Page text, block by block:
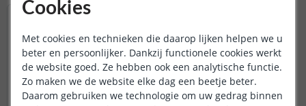
dit product ook op jaloezieën die bediend
Door Roy op maandag 13 januari 2025
Hij is alleen geschikt voor jaloezieën
met een stokje. Daar wordt de greep op
bevestigd om de jaloezie slim te
Cookies
Met cookies en technieken die daarop lijken helpen we u
beter en persoonlijker. Dankzij functionele cookies werkt
de website goed. Ze hebben ook een analytische functie.
Zo maken we de website elke dag een beetje beter.
Daarom gebruiken we technologie om uw gedrag binnen